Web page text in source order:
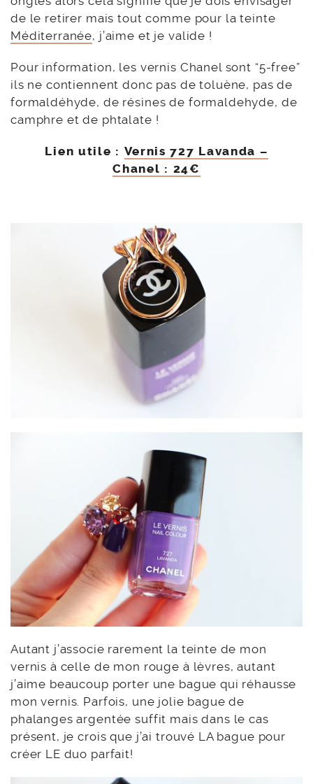
de le retirer mais tout comme pour la teinte
Méditerranée, j’aime et je valide !
Pour information, les vernis Chanel sont “5-free”
ils ne contiennent donc pas de toluène, pas de
formaldéhyde, de résines de formaldehyde, de
camphre et de phtalate !
Lien utile : Vernis 727 Lavanda –
Chanel : 24€
Autant j’associe rarement la teinte de mon
vernis à celle de mon rouge à lèvres, autant
j’aime beaucoup porter une bague qui réhausse
mon vernis. Parfois, une jolie bague de
phalanges argentée suffit mais dans le cas
présent, je crois que j’ai trouvé LA bague pour
créer LE duo parfait!